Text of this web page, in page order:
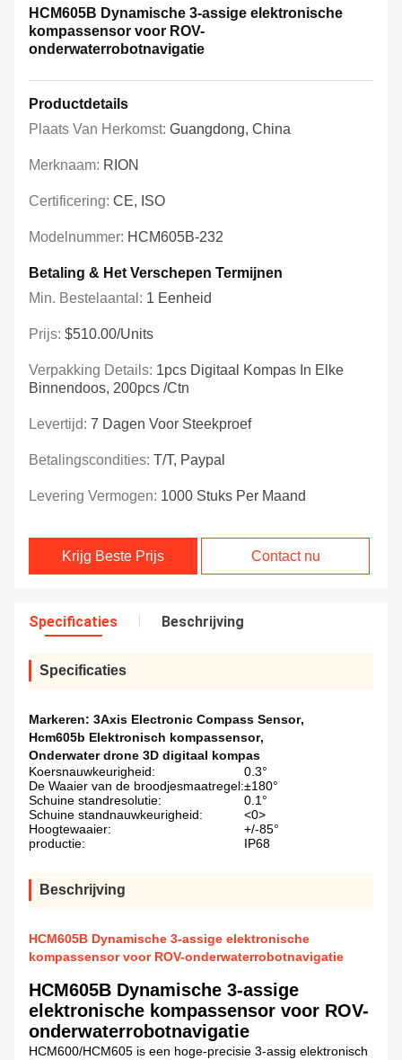
HCM605B Dynamische 3-assige elektronische
kompassensor voor ROV-
onderwaterrobotnavigatie
Productdetails
Plaats Van Herkomst: Guangdong, China
Merknaam: RION
Certificering: CE, ISO
Modelnummer: HCM605B-232
Betaling & Het Verschepen Termijnen
Min. Bestelaantal: 1 Eenheid
Prijs: $510.00/Units
Verpakking Details: 1pcs Digitaal Kompas In Elke
Binnendoos, 200pcs /ctn
Levertijd: 7 Dagen Voor Steekproef
Betalingscondities: T/T, Paypal
Levering Vermogen: 1000 Stuks Per Maand
Krijg Beste Prijs Contact nu
Specificaties Beschrijving
Specificaties
Markeren: 3Axis Electronic Compass Sensor,
Hcm605b Elektronisch kompassensor,
Onderwater drone 3D digitaal kompas
Koersnauwkeurigheid:
0.3°
De Waaier van de broodjesmaatregel:±180°
Schuine standresolutie:
0.1°
Schuine standnauwkeurigheid:
<0>
Hoogtewaaier:
+/-85°
productie:
IP68
Beschrijving
HCM605B Dynamische 3-assige elektronische
kompassensor voor ROV-onderwaterrobotnavigatie
HCM605B Dynamische 3-assige
elektronische kompassensor voor ROV-
onderwaterrobotnavigatie
HCM600/HCM605 is een hoge-precisie 3-assig elektronisch